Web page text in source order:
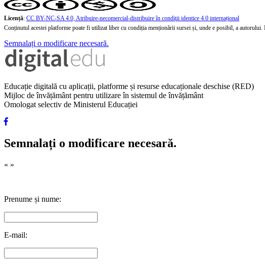
Licență: CC BY-NC-SA 4.0, Atribuire-necomercial-distribuire în condiţii identice 4.0 internațional
Conținutul acestei platforme poate fi utilizat liber cu condiția menționării sursei și, unde e posibil, a
Semnalați o modificare necesară.
Educație digitală cu aplicații, platforme și resurse educaționale deschise (RED)
Mijloc de învățământ pentru utilizare în sistemul de învățământ
Omologat selectiv de Ministerul Educației
Semnalați o modificare necesară.
« »
Prenume și nume:
E-mail: